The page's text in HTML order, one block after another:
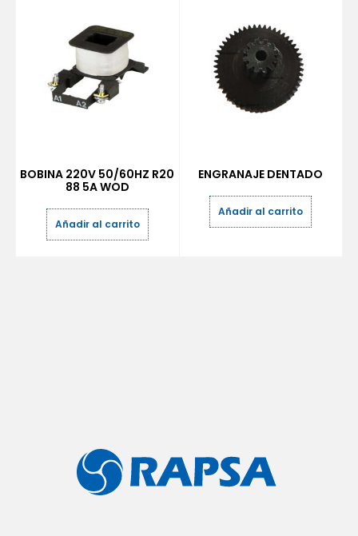
BOBINA 220V 50/60HZ R20
88 5A WOD
Añadir al carrito
ENGRANAJE DENTADO
Añadir al carrito